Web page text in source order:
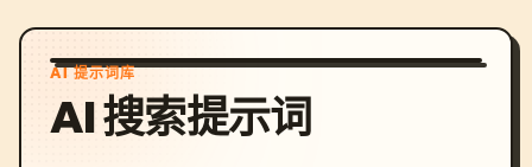
AI 提示词库
AI 搜索提示词